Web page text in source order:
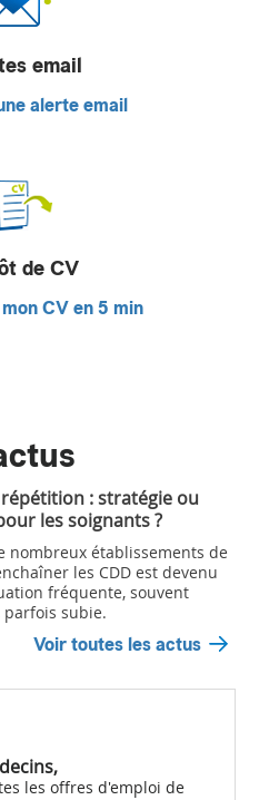
email
alerte email
de CV
CV en 5 min
répétition : stratégie ou
les soignants ?
nombreux établissements de
les CDD est devenu
fréquente, souvent
parfois subie.
Voir toutes les actus
les offres d'emploi de